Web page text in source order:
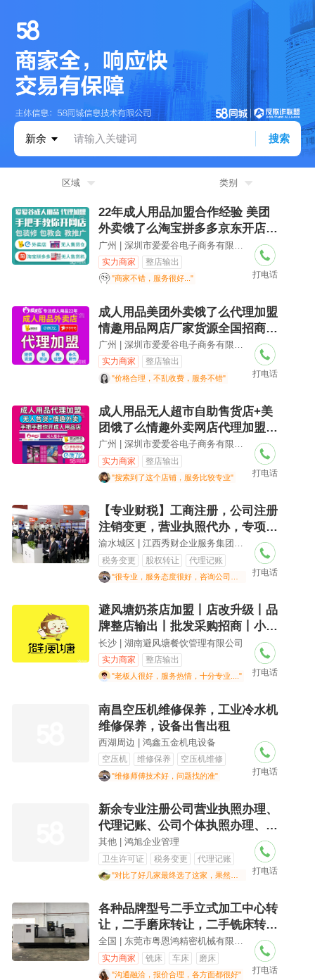
区域 类别
22年成人用品加盟合作经验 美团
外卖饿了么淘宝拼多多京东开店代
理
实力商家 整店输出
"商家不错，服务很好..." 打电话
成人用品美团外卖饿了么代理加盟
情趣用品网店厂家货源全国招商创
业好项目
实力商家 整店输出
"价格合理，不乱收费，服务不错" 打电话
成人用品无人超市自助售货店+美
团饿了么情趣外卖网店代理加盟招
商创业项目
广州 | 深圳市爱爱谷电子商务有限公司
实力商家 整店输出
"搜索到了这个店铺，服务比较专业" 打电话
【专业财税】工商注册，公司注册
注销变更，营业执照代办，专项审
批，财务会计，代理记账，专业细
致的注册记账服务，营业执照，工
商注册，股权变更，个体户注册，
渝水城区 | 江西秀财企业服务集团有限公司
税务变更 股权转让 代理记账
"很专业，服务态度很好，咨询公司注销解答的很专业" 打电话
避风塘奶茶店加盟丨店改升级丨品
牌整店输出丨批发采购招商丨小成
本开店丨万元开店丨收银系统，运
营培训，
长沙 | 湖南避风塘餐饮管理有限公司
实力商家 整店输出
"老板人很好，服务热情，十分专业...." 打电话
南昌空压机维修保养，工业冷水机
维修保养，设备出售出租
西湖周边 | 鸿鑫五金机电设备
空压机 维修保养 空压机维修
"维修师傅技术好，问题找的准" 打电话
新余专业注册公司营业执照办理、
代理记账、公司个体执照办理、可
全包
其他 | 鸿旭企业管理
卫生许可证 税务变更 代理记账
"对比了好几家最终选了这家，果然没选错！根据我的行业特点推荐了最合适的注册类型和经营范围，还帮我规避了潜在的税务风险。整个流程透明，没有任何隐形消费，拿到执照后还耐心解答了我关于银行开户的问题，专业度拉满！" 打电话
各种品牌型号二手立式加工中心转
让，二手磨床转让，二手铣床转让
10模具机
全国 | 东莞市粤恩鸿精密机械有限公司
实力商家 铣床 车床 磨床
"沟通融洽，报价合理，各方面都很好" 打电话